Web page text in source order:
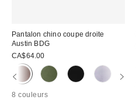
Pantalon chino coupe droite
Austin BDG
CA$64.00
8 couleurs